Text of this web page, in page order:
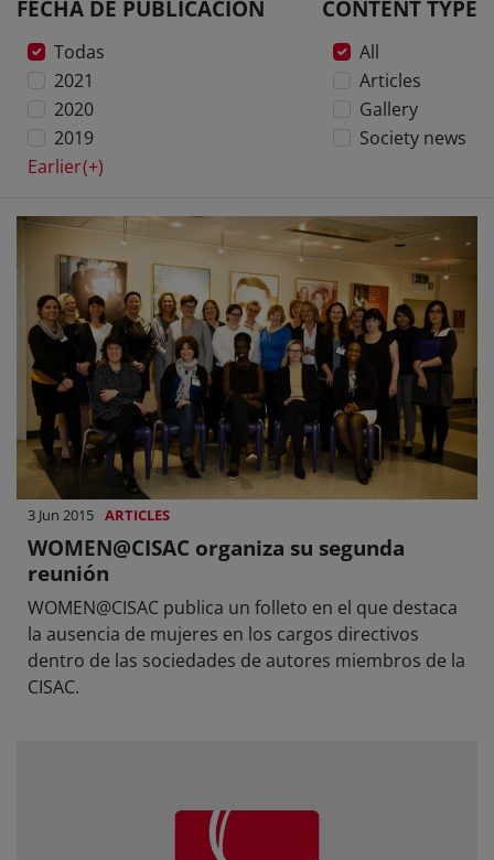
FECHA DE PUBLICACIÓN
Todas
2021
2020
2019
Earlier
CONTENT TYPE
All
Articles
Gallery
Society news
3 Jun 2015 ARTICLES
WOMEN@CISAC organiza su segunda
reunión
WOMEN@CISAC publica un folleto en el que destaca
la ausencia de mujeres en los cargos directivos
dentro de las sociedades de autores miembros de la
CISAC.